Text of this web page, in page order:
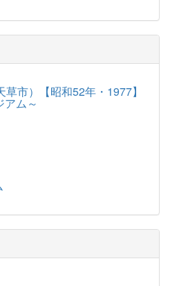
市）【昭和52年・1977】
アム～